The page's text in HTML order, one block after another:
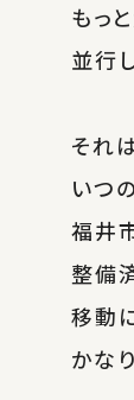
もっ
並行
それ
いつ
福井
整備
移動
かな